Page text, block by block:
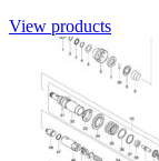
View products